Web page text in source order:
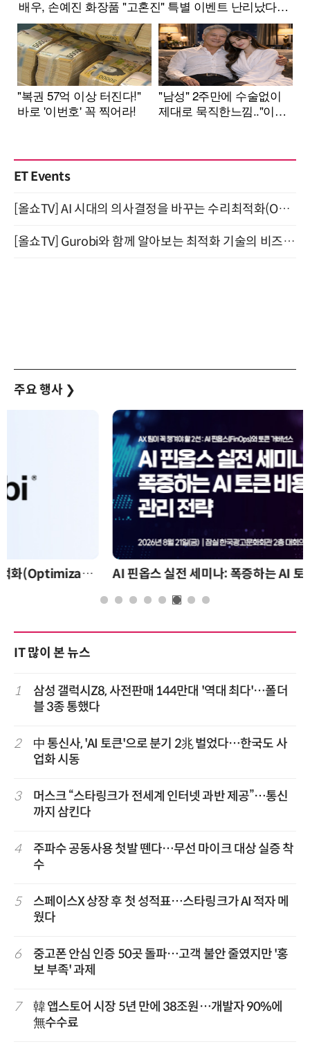
ET Events
[올쇼TV] AI 시대의 의사결정을 바꾸는 수리최적화(Optimization) 소개 (8/20 생방송)
[올쇼TV] Gurobi와 함께 알아보는 최적화 기술의 비즈니스 활용 (8월 20일 생방송)
주요 행사 ❯
AI 핀옵스 실전 세미나: 폭증하는 AI 토큰 비용 관리 전략
IT 많이 본 뉴스
1
삼성 갤럭시Z8, 사전판매 144만대 '역대 최다'…폴더
블 3종 통했다
2
中 통신사, 'AI 토큰'으로 분기 2兆 벌었다…한국도 사
업화 시동
3
머스크 “스타링크가 전세계 인터넷 과반 제공”…통신
까지 삼킨다
4
주파수 공동사용 첫발 뗀다…무선 마이크 대상 실증 착
수
5
스페이스X 상장 후 첫 성적표…스타링크가 AI 적자 메
웠다
6
중고폰 안심 인증 50곳 돌파…고객 불안 줄였지만 '홍
보 부족' 과제
7
韓 앱스토어 시장 5년 만에 38조원…개발자 90%에
無수수료